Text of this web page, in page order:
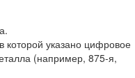
которой указано цифровое
(например, 875-я,